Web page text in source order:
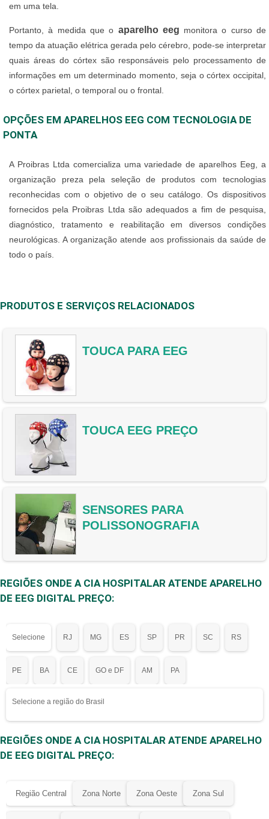
em uma tela.
Portanto, à medida que o aparelho eeg monitora o curso de
tempo da atuação elétrica gerada pelo cérebro, pode-se interpretar
quais áreas do córtex são responsáveis pelo processamento de
informações em um determinado momento, seja o córtex occipital,
o córtex parietal, o temporal ou o frontal.
OPÇÕES EM APARELHOS EEG COM TECNOLOGIA DE
PONTA
A Proibras Ltda comercializa uma variedade de aparelhos Eeg, a
organização preza pela seleção de produtos com tecnologias
reconhecidas com o objetivo de o seu catálogo. Os dispositivos
fornecidos pela Proibras Ltda são adequados a fim de pesquisa,
diagnóstico, tratamento e reabilitação em diversos condições
neurológicas. A organização atende aos profissionais da saúde de
todo o país.
PRODUTOS E SERVIÇOS RELACIONADOS
TOUCA PARA EEG
TOUCA EEG PREÇO
SENSORES PARA
POLISSONOGRAFIA
REGIÕES ONDE A CIA HOSPITALAR ATENDE APARELHO
DE EEG DIGITAL PREÇO:
Selecione RJ MG ES SP PR SC RS
PE BA CE GO e DF AM PA
Selecione a região do Brasil
REGIÕES ONDE A CIA HOSPITALAR ATENDE APARELHO
DE EEG DIGITAL PREÇO:
Região Central Zona Norte Zona Oeste Zona Sul